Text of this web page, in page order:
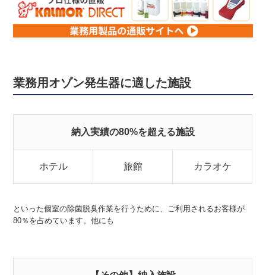
業務用オゾン発生器に適した施設
納入実績の80%を超える施設
ホテル 旅館 カラオケ
といった個室の除菌脱臭作業を行うために、ご利用されるお客様が
80％を占めています。他にも